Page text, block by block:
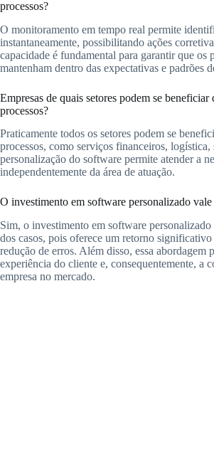
processos?
O monitoramento em tempo real permite
instantaneamente, possibilitando ações
capacidade é fundamental para garantir que os
mantenham dentro das expectativas e padrões
Empresas de quais setores podem se beneficiar
processos?
Praticamente todos os setores podem se
processos, como serviços financeiros, logística,
personalização do software permite atender a
independentemente da área de atuação.
O investimento em software personalizado vale
Sim, o investimento em software
dos casos, pois oferece um retorno
redução de erros. Além disso, essa abordagem
experiência do cliente e, consequentemente, a
empresa no mercado.